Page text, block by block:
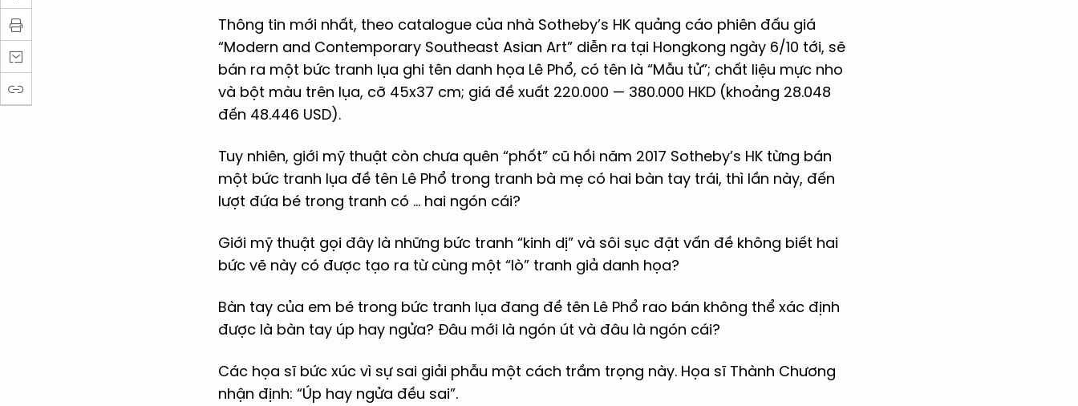
Thông tin mới nhất, theo catalogue của nhà Sotheby’s HK quảng cáo phiên đấu giá
“Modern and Contemporary Southeast Asian Art” diễn ra tại Hongkong ngày 6/10 tới, sẽ
bán ra một bức tranh lụa ghi tên danh họa Lê Phổ, có tên là “Mẫu tử”; chất liệu mực nho
và bột màu trên lụa, cỡ 45x37 cm; giá đề xuất 220.000 — 380.000 HKD (khoảng 28.048
đến 48.446 USD).
Tuy nhiên, giới mỹ thuật còn chưa quên “phốt” cũ hồi năm 2017 Sotheby’s HK từng bán
một bức tranh lụa đề tên Lê Phổ trong tranh bà mẹ có hai bàn tay trái, thì lần này, đến
lượt đứa bé trong tranh có … hai ngón cái?
Giới mỹ thuật gọi đây là những bức tranh “kinh dị” và sôi sục đặt vấn đề không biết hai
bức vẽ này có được tạo ra từ cùng một “lò” tranh giả danh họa?
Bàn tay của em bé trong bức tranh lụa đang đề tên Lê Phổ rao bán không thể xác định
được là bàn tay úp hay ngửa? Đâu mới là ngón út và đâu là ngón cái?
Các họa sĩ bức xúc vì sự sai giải phẫu một cách trầm trọng này. Họa sĩ Thành Chương
nhận định: “Úp hay ngửa đều sai”.